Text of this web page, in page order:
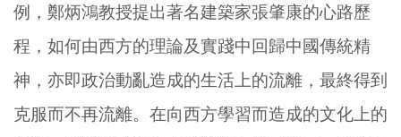
例，鄭炳鴻教授提出著名建築家張肇康的心路歷
程，如何由西方的理論及實踐中回歸中國傳統精
神，亦即政治動亂造成的生活上的流離，最終得到
克服而不再流離。在向西方學習而造成的文化上的